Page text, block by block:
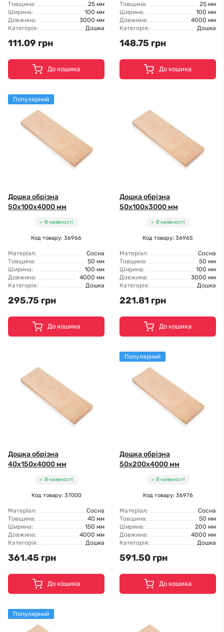
Товщина:
25 мм
Ширина:
100 мм
Довжина:
3000 мм
Категорія:
Дошка
111.09 грн
До кошика
Товщина:
25 мм
Ширина:
100 мм
Довжина:
4000 мм
Категорія:
Дошка
148.75 грн
До кошика
Популярний
Дошка обрізна
50x100x4000 мм
В наявності
Код товару: 36966
Матеріал:
Сосна
Товщина:
50 мм
Ширина:
100 мм
Довжина:
4000 мм
Категорія:
Дошка
295.75 грн
До кошика
Дошка обрізна
50x100x3000 мм
В наявності
Код товару: 36965
Матеріал:
Сосна
Товщина:
50 мм
Ширина:
100 мм
Довжина:
3000 мм
Категорія:
Дошка
221.81 грн
До кошика
Дошка обрізна
40x150x4000 мм
В наявності
Код товару: 37000
Матеріал:
Сосна
Товщина:
40 мм
Ширина:
150 мм
Довжина:
4000 мм
Категорія:
Дошка
361.45 грн
До кошика
Популярний
Дошка обрізна
50x200x4000 мм
В наявності
Код товару: 36976
Матеріал:
Сосна
Товщина:
50 мм
Ширина:
200 мм
Довжина:
4000 мм
Категорія:
Дошка
591.50 грн
До кошика
Популярний